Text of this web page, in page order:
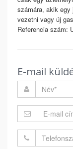
számára, akik
vezetni vagy új
Referencia szám:
E-mail